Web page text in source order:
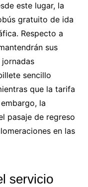
este lugar, la
gratuito de ida
Respecto a
sus
sencillo
que la tarifa
la
pasaje de regreso
en las
servicio